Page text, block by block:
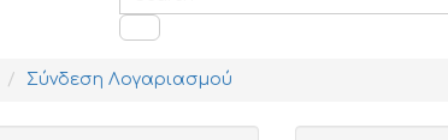
Σύνδεση Λογαριασμού